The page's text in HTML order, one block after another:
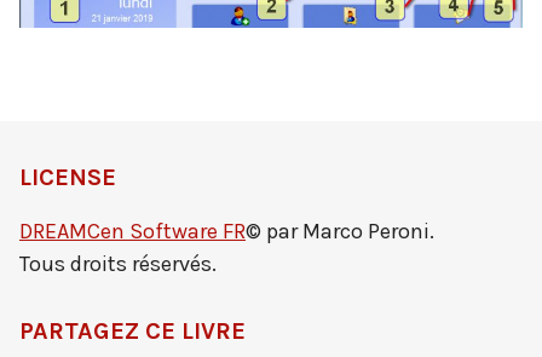
LICENSE
DREAMCen Software FR© par Marco Peroni.
Tous droits réservés.
PARTAGEZ CE LIVRE